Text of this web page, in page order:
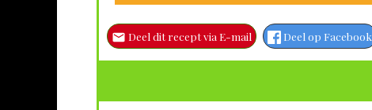
Deel dit recept via E-mail Deel op Facebook